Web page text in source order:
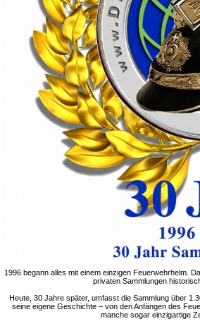
1996 begann alles mit einem einzigen Feuerwehrhelm.
privaten Sammlungen
Heute, 30 Jahre später, umfasst die Sammlung über
seine eigene Geschichte – von den Anfängen des
manche sogar einzigartige